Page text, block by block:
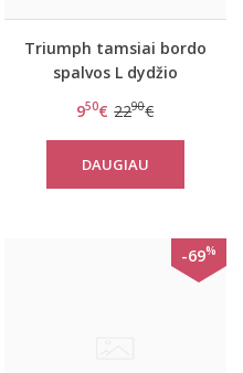
Triumph tamsiai bordo
spalvos L dydžio
Brazilian String
950€ 2290€
DAUGIAU
-69%